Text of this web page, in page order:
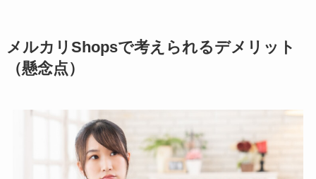
メルカリShopsで考えられるデメリット
（懸念点）